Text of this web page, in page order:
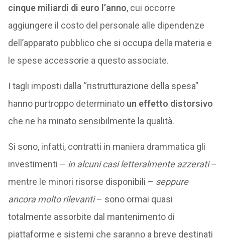
cinque miliardi di euro l’anno, cui occorre
aggiungere il costo del personale alle dipendenze
dell’apparato pubblico che si occupa della materia e
le spese accessorie a questo associate.
I tagli imposti dalla “ristrutturazione della spesa”
hanno purtroppo determinato un effetto distorsivo
che ne ha minato sensibilmente la qualità.
Si sono, infatti, contratti in maniera drammatica gli
investimenti – in alcuni casi letteralmente azzerati–
mentre le minori risorse disponibili – seppure
ancora molto rilevanti– sono ormai quasi
totalmente assorbite dal mantenimento di
piattaforme e sistemi che saranno a breve destinati